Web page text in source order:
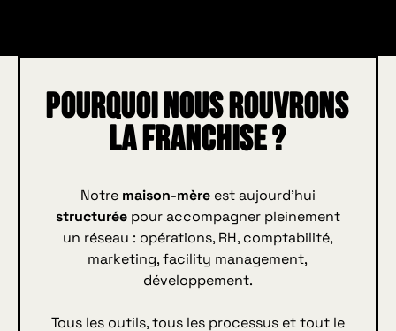
Pourquoi nous rouvrons
la franchise ?
Notre maison-mèreest aujourd’hui
structurée pour accompagner pleinement
un réseau : opérations, RH, comptabilité,
marketing, facility management,
développement.
Tous les outils, tous les processus et tout le